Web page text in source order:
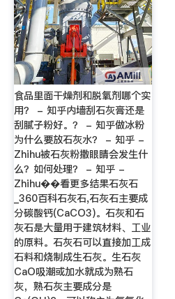
食品里面干燥剂和脱氧剂哪个实
用？ - 知乎内墙刮石灰膏还是
刮腻子粉好。？ - 知乎做冰粉
为什么要放石灰水？ - 知乎 -
Zhihu被石灰粉撒眼睛会发生什
么？如何处理？ - 知乎 -
Zhihu��看更多结果石灰石
_360百科石灰石,石灰石主要成
分碳酸钙(CaCO3)。石灰和石
灰石是大量用于建筑材料、工业
的原料。石灰石可以直接加工成
石料和烧制成生石灰。生石灰
CaO吸潮或加水就成为熟石
灰，熟石灰主要成分是